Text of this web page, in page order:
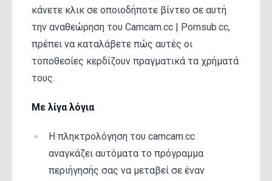
κάνετε κλικ σε οποιοδήποτε βίντεο σε αυτή
την αναθεώρηση του Camcam.cc | Pornsub.cc,
πρέπει να καταλάβετε πώς αυτές οι
τοποθεσίες κερδίζουν πραγματικά τα χρήματά
τους.
Με λίγα λόγια
Η πληκτρολόγηση του camcam.cc
αναγκάζει αυτόματα το πρόγραμμα
περιήγησής σας να μεταβεί σε έναν